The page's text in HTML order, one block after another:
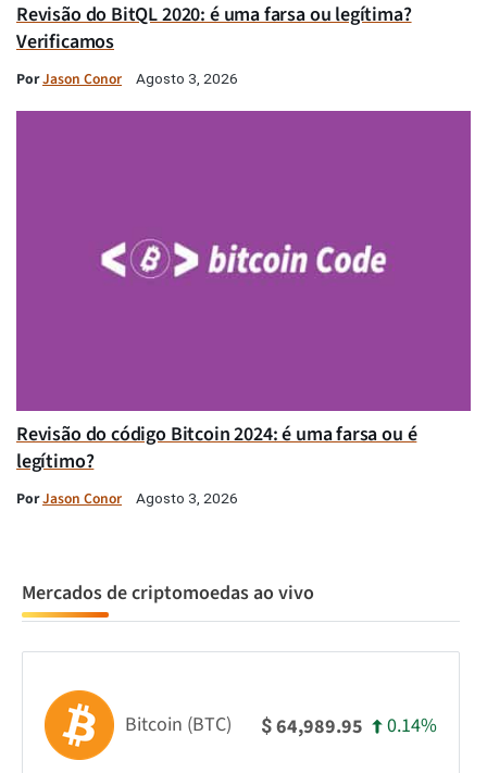
Revisão do BitQL 2020: é uma farsa ou legítima?
Verificamos
PorJason Conor Agosto 3, 2026
Revisão do código Bitcoin 2024: é uma farsa ou é
legítimo?
PorJason Conor Agosto 3, 2026
Mercados de criptomoedas ao vivo
Bitcoin (BTC) $64,989.95 0.14%